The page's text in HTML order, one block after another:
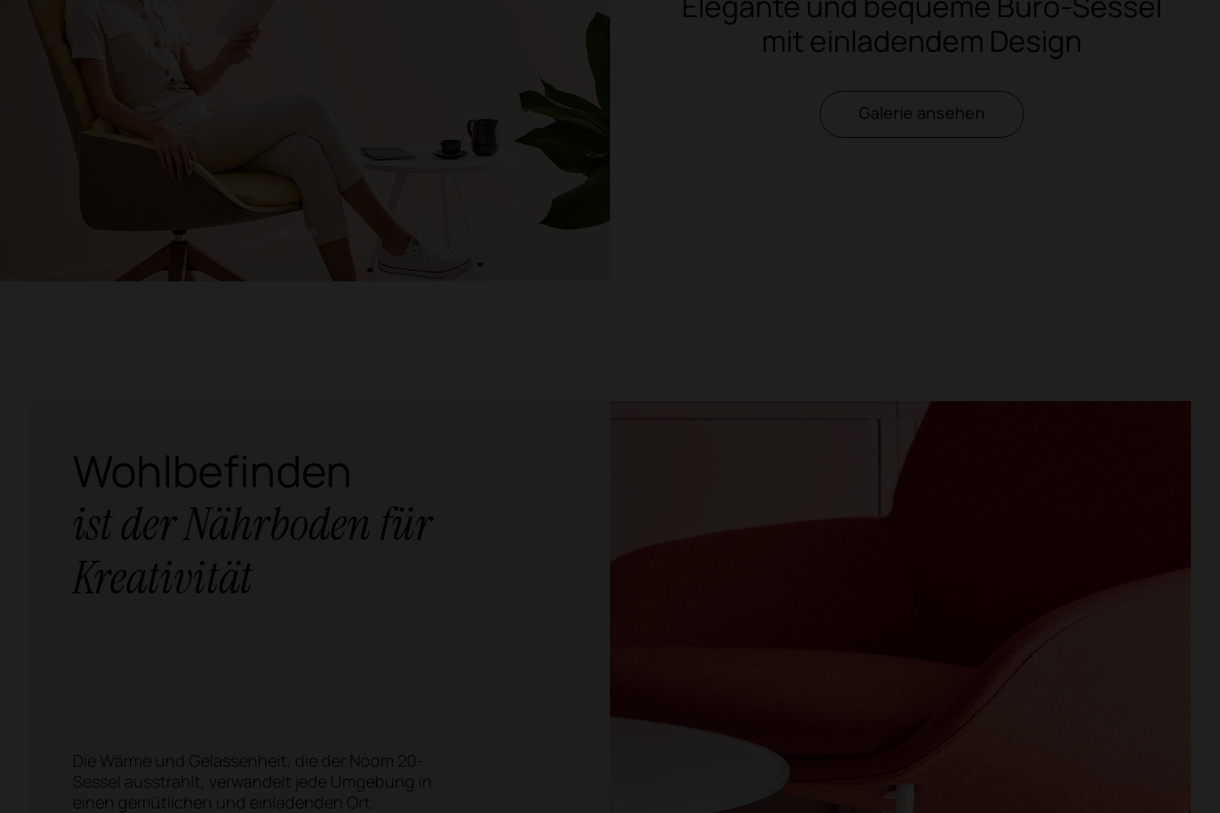
mit einladendem Design
Galerie ansehen
Wohlbefinden
ist der Nährboden für
Kreativität
Die Wärme und Gelassenheit, die der Noom 20-
Sessel ausstrahlt, verwandelt jede Umgebung in
einen gemütlichen und einladenden Ort.